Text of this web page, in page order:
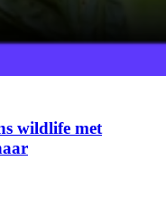
wildlife met